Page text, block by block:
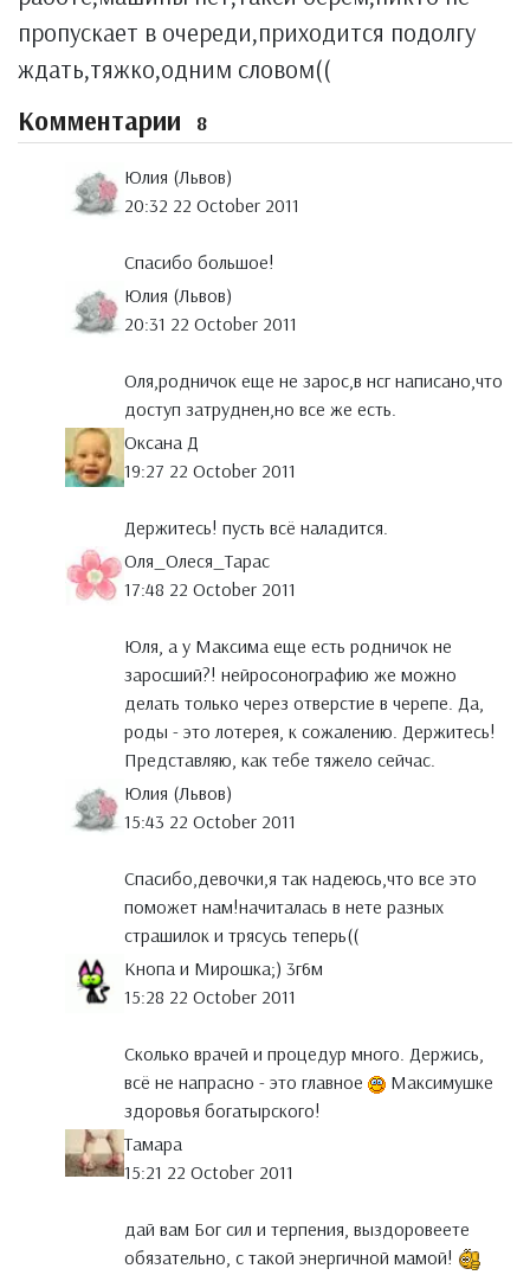
пропускает в очереди,приходится подолгу
ждать,тяжко,одним словом((
Комментарии 8
Юлия (Львов)
20:32 22 October 2011
Спасибо большое!
Юлия (Львов)
20:31 22 October 2011
Оля,родничок еще не зарос,в нсг написано,что
доступ затруднен,но все же есть.
Оксана Д
19:27 22 October 2011
Держитесь! пусть всё наладится.
Оля_Олеся_Тарас
17:48 22 October 2011
Юля, а у Максима еще есть родничок не
заросший?! нейросонографию же можно
делать только через отверстие в черепе. Да,
роды - это лотерея, к сожалению. Держитесь!
Представляю, как тебе тяжело сейчас.
Юлия (Львов)
15:43 22 October 2011
Спасибо,девочки,я так надеюсь,что все это
поможет нам!начиталась в нете разных
страшилок и трясусь теперь((
Кнопа и Мирошка;) 3г6м
15:28 22 October 2011
Сколько врачей и процедур много. Держись,
всё не напрасно - это главное
Максимушке
здоровья богатырского!
Тамара
15:21 22 October 2011
дай вам Бог сил и терпения, выздоровеете
обязательно, с такой энергичной мамой!